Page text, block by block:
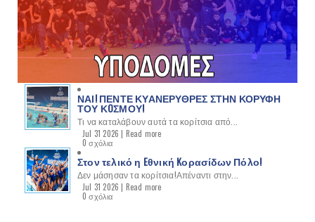
ΝΑΙ! ΠΕΝΤΕ ΚΥΑΝΕΡΥΘΡΕΣ ΣΤΗΝ ΚΟΡΥΦΗ
ΤΟΥ ΚOΣΜΟΥ!
Τι να καταλάβουν αυτά τα κορίτσια από...
Jul 31 2026 | Read more
0 σχόλια
Στον τελικό η Eθνική Kορασίδων Πόλο!
Δεν μάσησαν τα κορίτσια!Απέναντι στην...
Jul 31 2026 | Read more
0 σχόλια